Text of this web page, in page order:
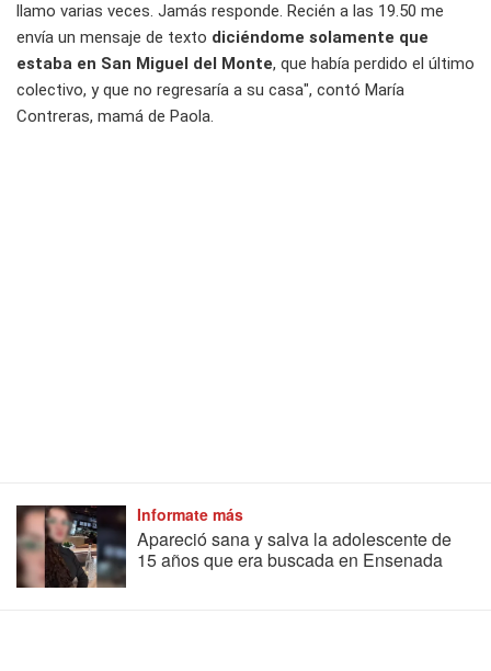
llamo varias veces. Jamás responde. Recién a las 19.50 me
envía un mensaje de texto diciéndome solamente que
estaba en San Miguel del Monte, que había perdido el último
colectivo, y que no regresaría a su casa", contó María
Contreras, mamá de Paola.
Informate más
Apareció sana y salva la adolescente de
15 años que era buscada en Ensenada